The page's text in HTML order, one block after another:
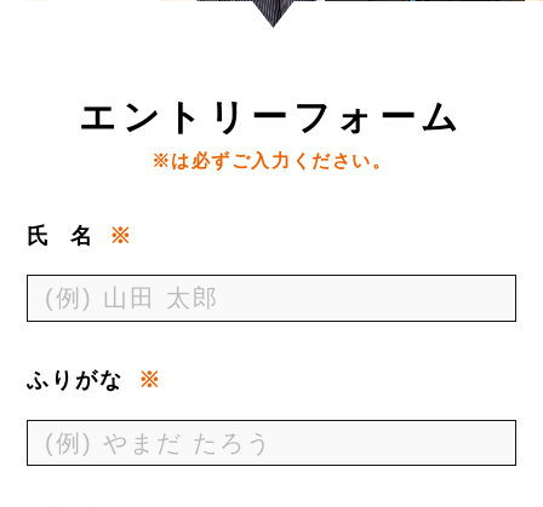
エ ントリーフォーム
※は必ずご入力ください。
氏名 ※
ふりがな ※